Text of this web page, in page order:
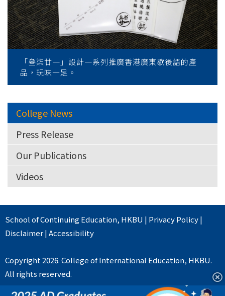
「叄柒廿一」設計一系列推廣香港廣東歇後語的產
品，玩味十足。
College News
Press Release
Our Publications
Videos
School of Continuing Education, HKBU | Privacy Policy|
Disclaimer|Accessibility
Copyright 2026. College of International Education, HKBU.
All rights reserved.